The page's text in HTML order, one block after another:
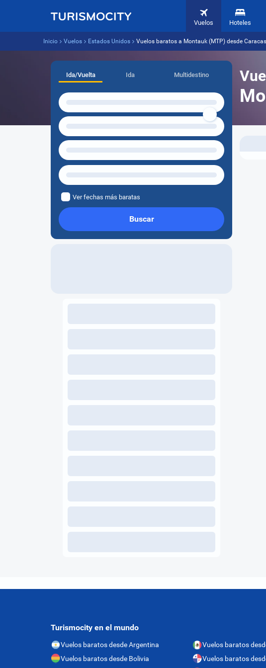
Vuelos Hoteles
Inicio Vuelos Estados Unidos Vuelos baratos a Montauk (MTP) desde
Ida/Vuelta Ida Multidestino
Ver fechas más baratas
Buscar
Turismocity en el mundo
Vuelos baratos desde Argentina
Vuelos baratos desde Bolivia
Vuelos baratos
Vuelos baratos